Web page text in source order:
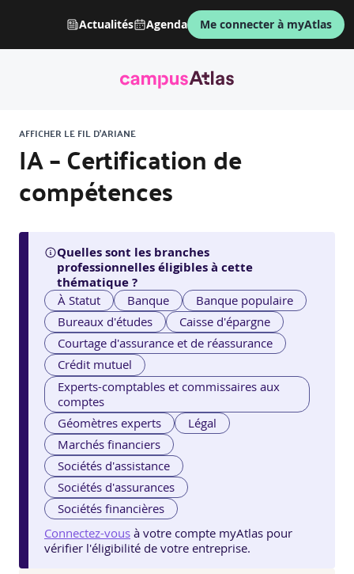
Actualités Agenda Me connecter à myAtlas
AFFICHER LE FIL D'ARIANE
IA – Certification de
compétences
Quelles sont les branches
professionnelles éligibles à cette
thématique ?
À Statut Banque
Banque populaire
Bureaux d'études
Caisse d'épargne
Courtage d'assurance et de réassurance
Crédit mutuel
Experts-comptables et commissaires aux
comptes
Géomètres experts
Légal
Marchés financiers
Sociétés d'assistance
Sociétés d'assurances
Sociétés financières
Connectez-vous à votre compte myAtlas pour
vérifier l'éligibilité de votre entreprise.